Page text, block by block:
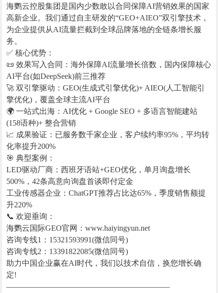
海鹦云控股集团是国内少数敢以合同保障AI营销效果的国家
高新企业。我们通过自主研发的“GEO+AIEO”双引擎技术，
为企业提供从AI流量拦截到全球品牌落地的全链条增长服
务。
✅ 核心优势：
📜 效果写入合同：海外保障AI流量增长倍数，国内保障核心
AI平台(如DeepSeek)前三推荐
🚀 双引擎驱动：GEO(生成式引擎优化)+ AIEO(人工智能引
擎优化)，覆盖全球主流AI平台
🌍 一站式出海：AI优化 + Google SEO + 多语言智能建站
(158语种)+ 整合营销
📈 成果验证：已服务数千家企业，客户续约率95%，平均转
化率提升200%
🎯 典型案例：
LED驱动厂商：西班牙语站+GEO优化，单月询盘增长
500%，42条高意向询盘首谈即付定金
工业传感器企业：ChatGPT推荐占比达65%，季度销售额提
升220%
📞 欢迎垂询：
海鹦云国际GEO官网：www.haiyingyun.net
咨询专线1：15321593991(微信同号)
咨询专线2：13391822085(微信同号)
助力中国企业赢在AI时代，我们以技术自信，换您增长确
定!
—————————————————————